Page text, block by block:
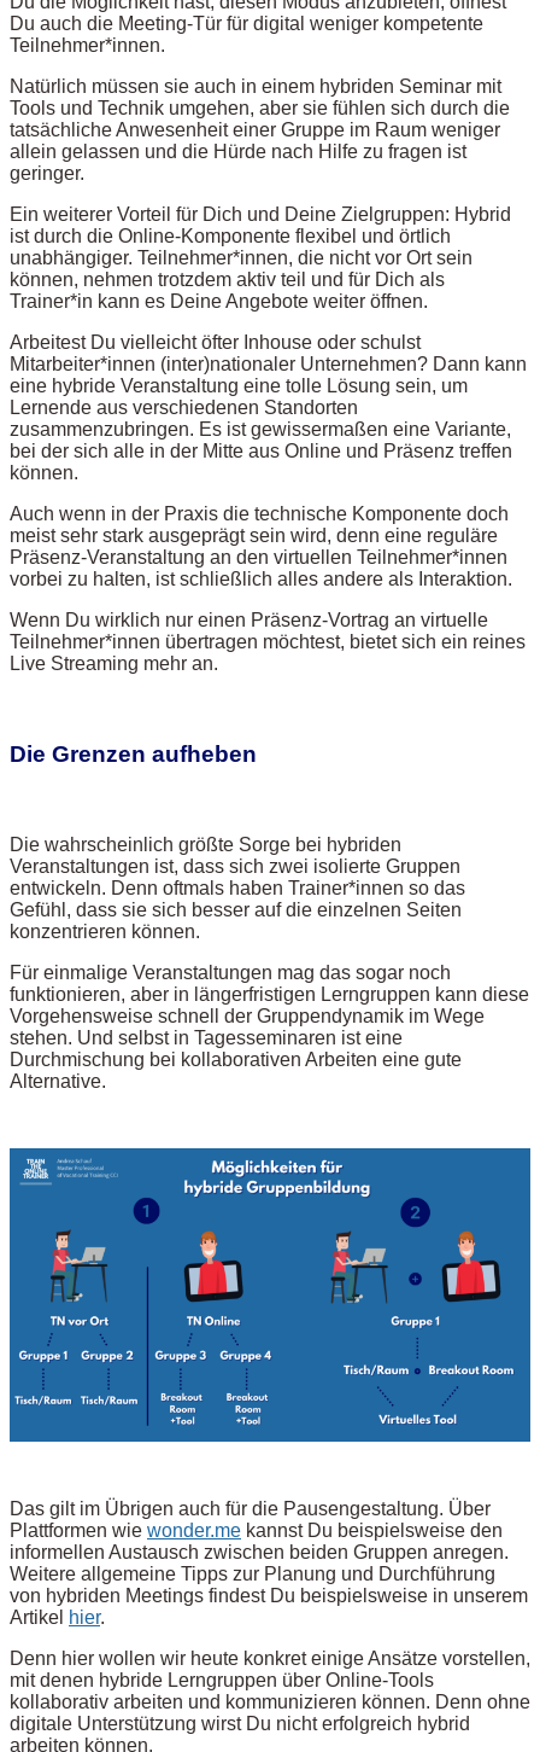
Du auch die Meeting-Tür für digital weniger kompetente
Teilnehmer*innen.
Natürlich müssen sie auch in einem hybriden Seminar mit
Tools und Technik umgehen, aber sie fühlen sich durch die
tatsächliche Anwesenheit einer Gruppe im Raum weniger
allein gelassen und die Hürde nach Hilfe zu fragen ist
geringer.
Ein weiterer Vorteil für Dich und Deine Zielgruppen: Hybrid
ist durch die Online-Komponente flexibel und örtlich
unabhängiger. Teilnehmer*innen, die nicht vor Ort sein
können, nehmen trotzdem aktiv teil und für Dich als
Trainer*in kann es Deine Angebote weiter öffnen.
Arbeitest Du vielleicht öfter Inhouse oder schulst
Mitarbeiter*innen (inter)nationaler Unternehmen? Dann kann
eine hybride Veranstaltung eine tolle Lösung sein, um
Lernende aus verschiedenen Standorten
zusammenzubringen. Es ist gewissermaßen eine Variante,
bei der sich alle in der Mitte aus Online und Präsenz treffen
können.
Auch wenn in der Praxis die technische Komponente doch
meist sehr stark ausgeprägt sein wird, denn eine reguläre
Präsenz-Veranstaltung an den virtuellen Teilnehmer*innen
vorbei zu halten, ist schließlich alles andere als Interaktion.
Wenn Du wirklich nur einen Präsenz-Vortrag an virtuelle
Teilnehmer*innen übertragen möchtest, bietet sich ein reines
Live Streaming mehr an.
Die Grenzen aufheben
Die wahrscheinlich größte Sorge bei hybriden
Veranstaltungen ist, dass sich zwei isolierte Gruppen
entwickeln. Denn oftmals haben Trainer*innen so das
Gefühl, dass sie sich besser auf die einzelnen Seiten
konzentrieren können.
Für einmalige Veranstaltungen mag das sogar noch
funktionieren, aber in längerfristigen Lerngruppen kann diese
Vorgehensweise schnell der Gruppendynamik im Wege
stehen. Und selbst in Tagesseminaren ist eine
Durchmischung bei kollaborativen Arbeiten eine gute
Alternative.
Das gilt im Übrigen auch für die Pausengestaltung. Über
Plattformen wie wonder.me kannst Du beispielsweise den
informellen Austausch zwischen beiden Gruppen anregen.
Weitere allgemeine Tipps zur Planung und Durchführung
von hybriden Meetings findest Du beispielsweise in unserem
Artikel hier.
Denn hier wollen wir heute konkret einige Ansätze vorstellen,
mit denen hybride Lerngruppen über Online-Tools
kollaborativ arbeiten und kommunizieren können. Denn ohne
digitale Unterstützung wirst Du nicht erfolgreich hybrid
arbeiten können.